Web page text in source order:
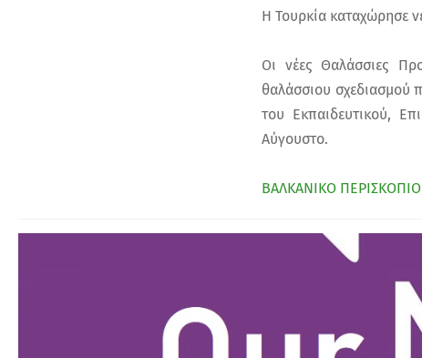
Η Τουρκία καταχώρησε
Οι νέες Θαλάσσιες
θαλάσσιου σχεδιασμού
του Εκπαιδευτικού,
Αύγουστο.
ΒΑΛΚΑΝΙΚΟ ΠΕΡΙΣΚΟΠΙΟ